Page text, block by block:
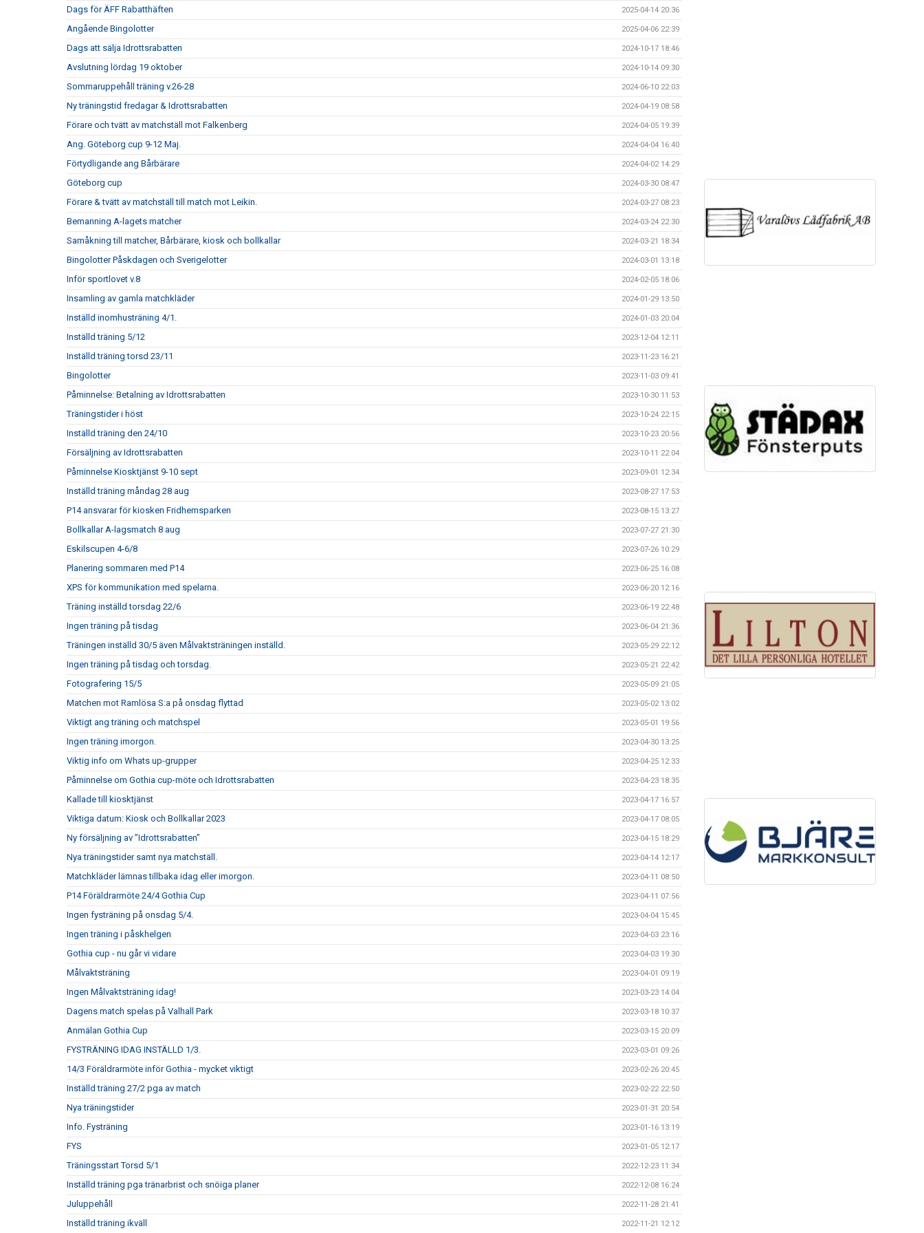
Dags för ÄFF Rabatthäften 2025-04-14 20:36
Angående Bingolotter 2025-04-06 22:39
Dags att sälja Idrottsrabatten 2024-10-17 18:46
Avslutning lördag 19 oktober 2024-10-14 09:30
Sommaruppehåll träning v.26-28 2024-06-10 22:03
Ny träningstid fredagar & Idrottsrabatten 2024-04-19 08:58
Förare och tvätt av matchställ mot Falkenberg 2024-04-05 19:39
Ang. Göteborg cup 9-12 Maj. 2024-04-04 16:40
Förtydligande ang Bårbärare 2024-04-02 14:29
Göteborg cup 2024-03-30 08:47
Förare & tvätt av matchställ till match mot Leikin. 2024-03-27 08:23
Bemanning A-lagets matcher 2024-03-24 22:30
Samåkning till matcher, Bårbärare, kiosk och bollkallar 2024-03-21 18:34
Bingolotter Påskdagen och Sverigelotter 2024-03-01 13:18
Inför sportlovet v.8 2024-02-05 18:06
Insamling av gamla matchkläder 2024-01-29 13:50
Inställd inomhusträning 4/1. 2024-01-03 20:04
Inställd träning 5/12 2023-12-04 12:11
Inställd träning torsd 23/11 2023-11-23 16:21
Bingolotter 2023-11-03 09:41
Påminnelse: Betalning av Idrottsrabatten 2023-10-30 11:53
Träningstider i höst 2023-10-24 22:15
Inställd träning den 24/10 2023-10-23 20:56
Försäljning av Idrottsrabatten 2023-10-11 22:04
Påminnelse Kiosktjänst 9-10 sept 2023-09-01 12:34
Inställd träning måndag 28 aug 2023-08-27 17:53
P14 ansvarar för kiosken Fridhemsparken 2023-08-15 13:27
Bollkallar A-lagsmatch 8 aug 2023-07-27 21:30
Eskilscupen 4-6/8 2023-07-26 10:29
Planering sommaren med P14 2023-06-25 16:08
XPS för kommunikation med spelarna. 2023-06-20 12:16
Träning inställd torsdag 22/6 2023-06-19 22:48
Ingen träning på tisdag 2023-06-04 21:36
Träningen inställd 30/5 även Målvaktsträningen inställd. 2023-05-29 22:12
Ingen träning på tisdag och torsdag. 2023-05-21 22:42
Fotografering 15/5 2023-05-09 21:05
Matchen mot Ramlösa S:a på onsdag flyttad 2023-05-02 13:02
Viktigt ang träning och matchspel 2023-05-01 19:56
Ingen träning imorgon. 2023-04-30 13:25
Viktig info om Whats up-grupper 2023-04-25 12:33
Påminnelse om Gothia cup-möte och Idrottsrabatten 2023-04-23 18:35
Kallade till kiosktjänst 2023-04-17 16:57
Viktiga datum: Kiosk och Bollkallar 2023 2023-04-17 08:05
Ny försäljning av ”Idrottsrabatten” 2023-04-15 18:29
Nya träningstider samt nya matchställ. 2023-04-14 12:17
Matchkläder lämnas tillbaka idag eller imorgon. 2023-04-11 08:50
P14 Föräldrarmöte 24/4 Gothia Cup 2023-04-11 07:56
Ingen fysträning på onsdag 5/4. 2023-04-04 15:45
Ingen träning i påskhelgen 2023-04-03 23:16
Gothia cup - nu går vi vidare 2023-04-03 19:30
Målvaktsträning 2023-04-01 09:19
Ingen Målvaktsträning idag! 2023-03-23 14:04
Dagens match spelas på Valhall Park 2023-03-18 10:37
Anmälan Gothia Cup 2023-03-15 20:09
FYSTRÄNING IDAG INSTÄLLD 1/3. 2023-03-01 09:26
14/3 Föräldrarmöte inför Gothia - mycket viktigt 2023-02-26 20:45
Inställd träning 27/2 pga av match 2023-02-22 22:50
Nya träningstider 2023-01-31 20:54
Info. Fysträning 2023-01-16 13:19
FYS 2023-01-05 12:17
Träningsstart Torsd 5/1 2022-12-23 11:34
Inställd träning pga tränarbrist och snöiga planer 2022-12-08 16:24
Juluppehåll 2022-11-28 21:41
Inställd träning ikväll 2022-11-21 12:12